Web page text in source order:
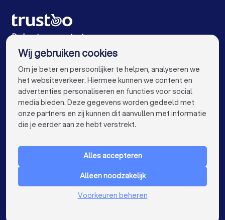
Accountants in Ridderkerk
Accountants in Amsterdam
Accountants in Den Haag
Accountants in Utrecht
Accountants in Eindhoven
Accountants in Tilburg
Accountants in Groningen
Accountants in Almere
Accountants in Enschede
Accountants in Haarlem
Accountants in Arnhem
Accountants in Amersfoort
De beste accountants voor jou
VOOR PARTICULIEREN keyboard_arrow_down
Nederland
Wij gebruiken cookies
Om je beter en persoonlijker te helpen, analyseren we
het websiteverkeer. Hiermee kunnen we content en
advertenties personaliseren en functies voor social
media bieden. Deze gegevens worden gedeeld met
onze partners en zij kunnen dit aanvullen met informatie
die je eerder aan ze hebt verstrekt.
Alles accepteren
Alleen noodzakelijk
Voorkeuren beheren